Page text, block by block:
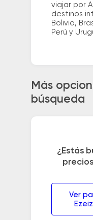
viajar por
destinos
Bolivia,
Perú y
Más
búsqueda
¿Estás
Ver